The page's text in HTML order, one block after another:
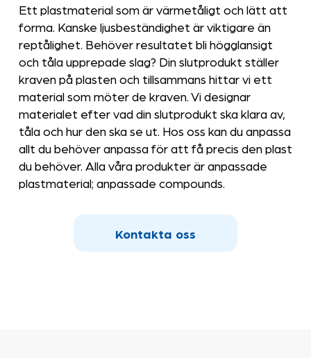
Ett plastmaterial som är värmetåligt och lätt att
forma. Kanske ljusbeständighet är viktigare än
reptålighet. Behöver resultatet bli högglansigt
och tåla upprepade slag? Din slutprodukt ställer
kraven på plasten och tillsammans hittar vi ett
material som möter de kraven. Vi designar
materialet efter vad din slutprodukt ska klara av,
tåla och hur den ska se ut. Hos oss kan du anpassa
allt du behöver anpassa för att få precis den plast
du behöver. Alla våra produkter är anpassade
plastmaterial; anpassade compounds.
Kontakta oss